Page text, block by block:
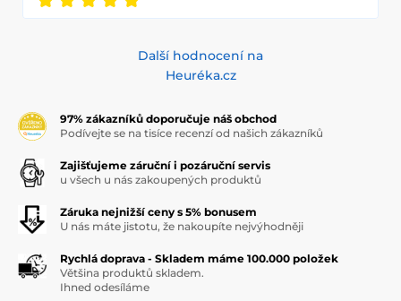
Další hodnocení na
Heuréka.cz
97% zákazníků doporučuje náš obchod
Podívejte se na tisíce recenzí od našich zákazníků
Zajišťujeme záruční i pozáruční servis
u všech u nás zakoupených produktů
Záruka nejnižší ceny s 5% bonusem
U nás máte jistotu, že nakoupíte nejvýhodněji
Rychlá doprava - Skladem máme 100.000 položek
Většina produktů skladem.
Ihned odesíláme